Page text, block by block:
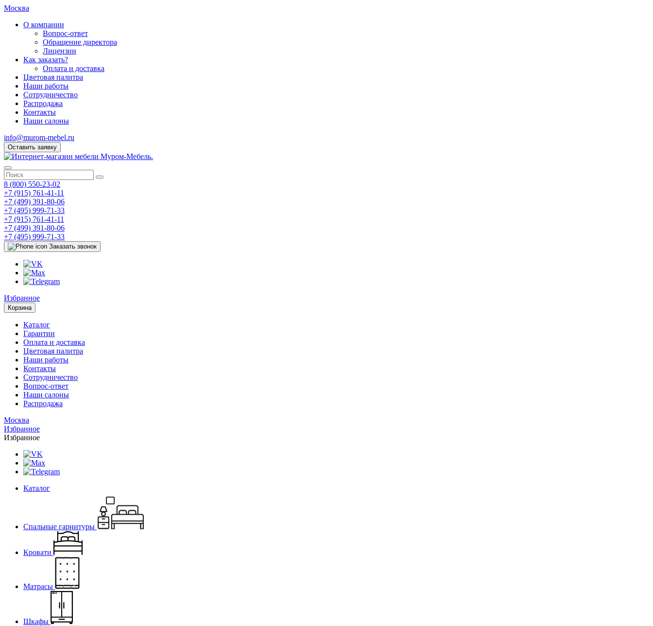
Москва
О компании
Вопрос-ответ
Обращение директора
Лицензии
Как заказать?
Оплата и доставка
Цветовая палитра
Наши работы
Сотрудничество
Распродажа
Контакты
Наши салоны
info@murom-mebel.ru
Оставить заявку
8 (800) 550-23-02
+7 (915) 761-41-11
+7 (499) 391-80-06
+7 (495) 999-71-33
+7 (915) 761-41-11
+7 (499) 391-80-06
+7 (495) 999-71-33
Заказать звонок
Избранное
Корзина
Каталог
Гарантии
Оплата и доставка
Цветовая палитра
Наши работы
Контакты
Сотрудничество
Вопрос-ответ
Наши салоны
Распродажа
Москва
Избранное
Избранное
Каталог
Спальные гарнитуры
Кровати
Матрасы
Шкафы